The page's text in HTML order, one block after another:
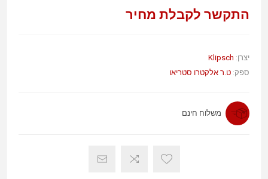
התקשר לקבלת מחיר
יצרן: Klipsch
ספק: ט.ר אלקטרו סטריאו
משלוח חינם